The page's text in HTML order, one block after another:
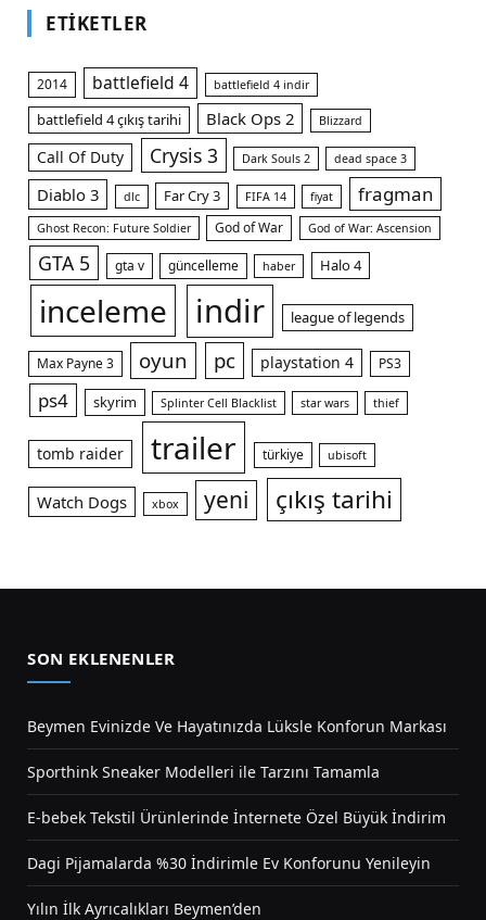
ETIKETLER
2014 battlefield 4 battlefield 4 indir
battlefield 4 çıkış tarihi Black Ops 2 Blizzard
Call Of Duty Crysis 3 Dark Souls 2 dead space 3
Diablo 3 dlc Far Cry 3 FIFA 14 fiyat fragman
Ghost Recon: Future Soldier God of War God of War: Ascension
GTA 5 gta v güncelleme haber Halo 4
inceleme indir league of legends
Max Payne 3 oyun pc playstation 4 PS3
ps4 skyrim Splinter Cell Blacklist star wars thief
tomb raider trailer türkiye ubisoft
Watch Dogs xbox yeni çıkış tarihi
SON EKLENENLER
Beymen Evinizde Ve Hayatınızda Lüksle Konforun Markası
Sporthink Sneaker Modelleri ile Tarzını Tamamla
E-bebek Tekstil Ürünlerinde İnternete Özel Büyük İndirim
Dagi Pijamalarda %30 İndirimle Ev Konforunu Yenileyin
Yılın İlk Ayrıcalıkları Beymen’den